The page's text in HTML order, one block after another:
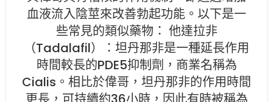
血液流入陰莖來改善勃起功能。以下是一
些常見的類似藥物： 他達拉非
（Tadalafil）：坦丹那非是一種延長作用
時間較長的PDE5抑制劑，商業名稱為
Cialis。相比於偉哥，坦丹那非的作用時間